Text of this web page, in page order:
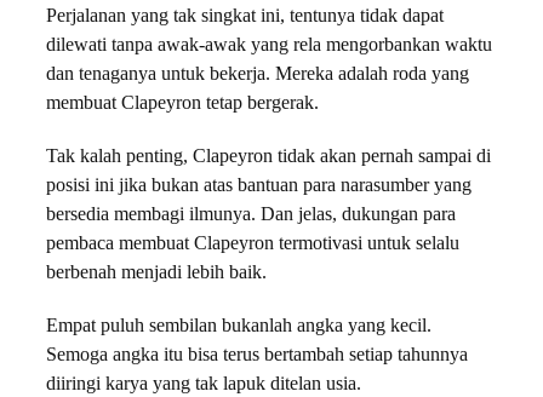
Perjalanan yang tak singkat ini, tentunya tidak dapat
dilewati tanpa awak-awak yang rela mengorbankan waktu
dan tenaganya untuk bekerja. Mereka adalah roda yang
membuat Clapeyron tetap bergerak.
Tak kalah penting, Clapeyron tidak akan pernah sampai di
posisi ini jika bukan atas bantuan para narasumber yang
bersedia membagi ilmunya. Dan jelas, dukungan para
pembaca membuat Clapeyron termotivasi untuk selalu
berbenah menjadi lebih baik.
Empat puluh sembilan bukanlah angka yang kecil.
Semoga angka itu bisa terus bertambah setiap tahunnya
diiringi karya yang tak lapuk ditelan usia.